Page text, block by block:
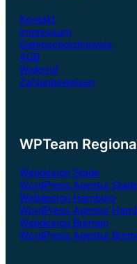
Kontakt
Impressum
Datenschutzhinweis
AGB
Widerruf
Zahlungsweisen
WPTeam
Webdesign Stade
WordPress Agentur
Webdesign Hamburg
WordPress Agentur
Webdesign Bremen
WordPress Agentur